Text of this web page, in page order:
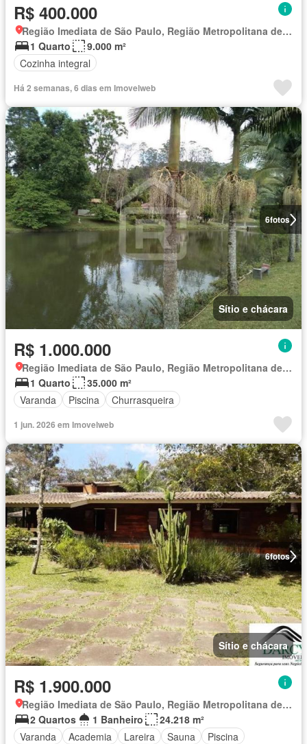
R$ 400.000
Região Imediata de São Paulo, Região Metropolitana de São Paulo
1 Quarto
9.000 m²
Cozinha integral
Há 2 semanas, 6 dias em Imovelweb
6fotos
Sítio e chácara
R$ 1.000.000
Região Imediata de São Paulo, Região Metropolitana de São Paulo
1 Quarto
35.000 m²
Varanda
Piscina Churrasqueira
1 jun. 2026 em Imovelweb
6fotos
Sítio e chácara
R$ 1.900.000
Região Imediata de São Paulo, Região Metropolitana de São Paulo
2 Quartos
1 Banheiro
24.218 m²
Varanda
Academia Lareira Sauna
Piscina